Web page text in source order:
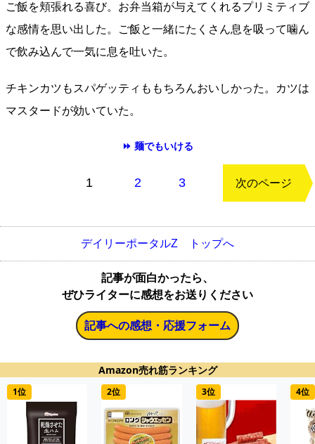
ご飯を頬張れる喜び。お弁当箱が与えてくれるプリミティブ
な感情を思い出した。ご飯と一緒にたくさん息を吸って噛ん
で飲み込んで一気に息を吐いた。
チキンカツもスパゲッティももちろんおいしかった。カツは
マスタードが効いていた。
⏩ 麺でもいける
1 2 3 次のページ
デイリーポータルZ トップへ
記事が面白かったら、
ぜひライターに感想をお送りください
記事への感想・応援フォーム
Amazon売れ筋ランキング
1位 2位 3位 4位